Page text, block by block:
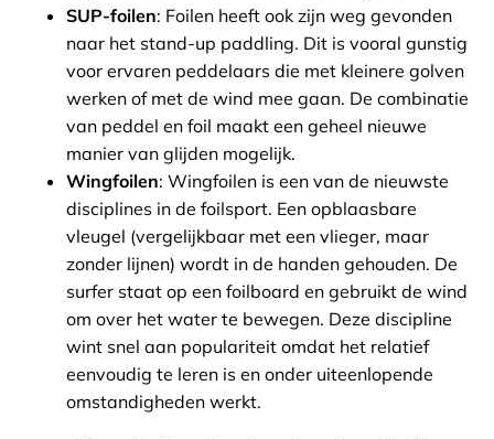
SUP-foilen: Foilen heeft ook zijn weg gevonden
naar het stand-up paddling. Dit is vooral gunstig
voor ervaren peddelaars die met kleinere golven
werken of met de wind mee gaan. De combinatie
van peddel en foil maakt een geheel nieuwe
manier van glijden mogelijk.
Wingfoilen: Wingfoilen is een van de nieuwste
disciplines in de foilsport. Een opblaasbare
vleugel (vergelijkbaar met een vlieger, maar
zonder lijnen) wordt in de handen gehouden. De
surfer staat op een foilboard en gebruikt de wind
om over het water te bewegen. Deze discipline
wint snel aan populariteit omdat het relatief
eenvoudig te leren is en onder uiteenlopende
omstandigheden werkt.